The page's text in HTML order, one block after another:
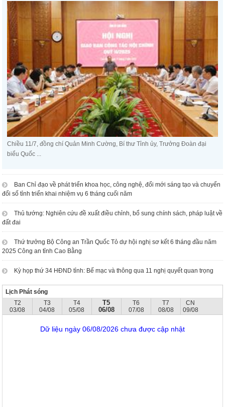
Chiều 11/7, đồng chí Quản Minh Cường, Bí thư Tỉnh ủy, Trưởng Đoàn đại
biểu Quốc ...
Ban Chỉ đạo về phát triển khoa học, công nghệ, đổi mới sáng tạo và chuyển
đổi số tỉnh triển khai nhiệm vụ 6 tháng cuối năm
Thủ tướng: Nghiên cứu đề xuất điều chỉnh, bổ sung chính sách, pháp luật về
đất đai
Thứ trưởng Bộ Công an Trần Quốc Tỏ dự hội nghị sơ kết 6 tháng đầu năm
2025 Công an tỉnh Cao Bằng
Kỳ họp thứ 34 HĐND tỉnh: Bế mạc và thông qua 11 nghị quyết quan trọng
Lịch Phát sóng
T2
03/08
T3
04/08
T4
05/08
T5
06/08
T6
07/08
T7
08/08
CN
09/08
Dữ liệu ngày 06/08/2026 chưa được cập nhật